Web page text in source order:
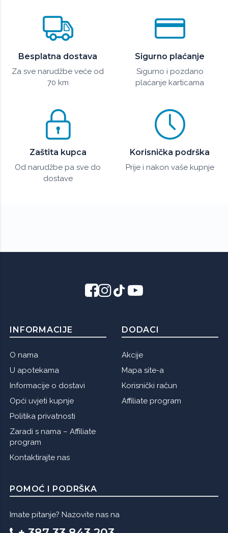
Besplatna dostava
Za sve narudžbe veće od
70 km
Sigurno plaćanje
Sigurno i pozdano
plaćanje karticama
Zaštita kupca
Od narudžbe pa sve do
dostave
Korisnička podrška
Prije i nakon vaše kupnje
INFORMACIJE
O nama
U apotekama
Informacije o dostavi
Opći uvjeti kupnje
Politika privatnosti
Zaradi s nama – Affiliate
program
Kontaktirajte nas
DODACI
Akcije
Mapa site-a
Korisnički račun
Affiliate program
POMOĆ I PODRŠKA
Imate pitanje? Nazovite nas na